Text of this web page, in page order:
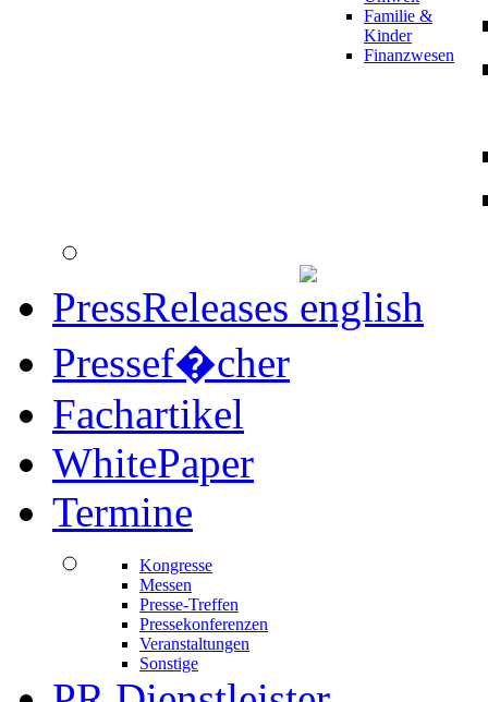
Familie &
Kinder
Finanzwesen
PressReleases
Pressef�cher
Fachartikel
WhitePaper
Termine
Kongresse
Messen
Presse-Treffen
Pressekonferenzen
Veranstaltungen
Sonstige